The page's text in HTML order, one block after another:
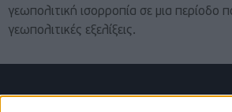
γεωπολιτική ισορροπία σε μια περίοδο
γεωπολιτικές εξελίξεις.